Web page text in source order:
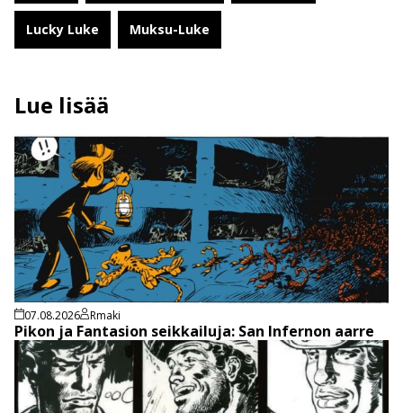
Lucky Luke Muksu-Luke
Lue lisää
07.08.2026 Rmaki
Pikon ja Fantasion seikkailuja: San Infernon aarre